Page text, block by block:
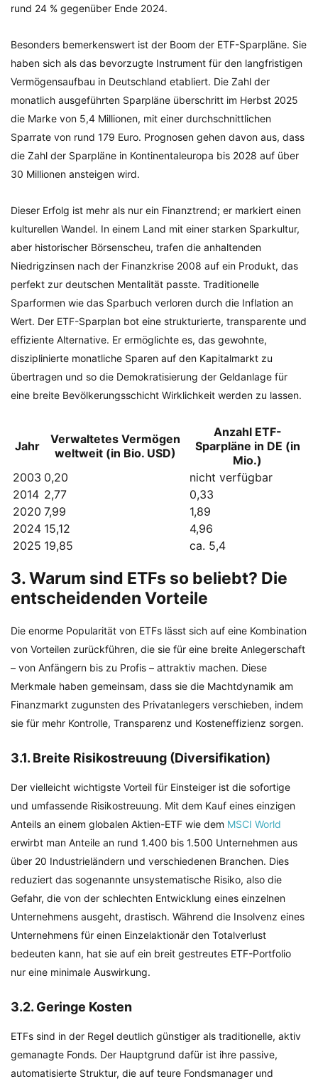
rund 24 % gegenüber Ende 2024.
Besonders bemerkenswert ist der Boom der ETF-Sparpläne. Sie
haben sich als das bevorzugte Instrument für den langfristigen
Vermögensaufbau in Deutschland etabliert. Die Zahl der
monatlich ausgeführten Sparpläne überschritt im Herbst 2025
die Marke von 5,4 Millionen, mit einer durchschnittlichen
Sparrate von rund 179 Euro. Prognosen gehen davon aus, dass
die Zahl der Sparpläne in Kontinentaleuropa bis 2028 auf über
30 Millionen ansteigen wird.
Dieser Erfolg ist mehr als nur ein Finanztrend; er markiert einen
kulturellen Wandel. In einem Land mit einer starken Sparkultur,
aber historischer Börsenscheu, trafen die anhaltenden
Niedrigzinsen nach der Finanzkrise 2008 auf ein Produkt, das
perfekt zur deutschen Mentalität passte. Traditionelle
Sparformen wie das Sparbuch verloren durch die Inflation an
Wert. Der ETF-Sparplan bot eine strukturierte, transparente und
effiziente Alternative. Er ermöglichte es, das gewohnte,
disziplinierte monatliche Sparen auf den Kapitalmarkt zu
übertragen und so die Demokratisierung der Geldanlage für
eine breite Bevölkerungsschicht Wirklichkeit werden zu lassen.
Jahr
Verwaltetes Vermögen
weltweit (in Bio. USD)
Anzahl ETF-
Sparpläne in DE (in
Mio.)
2003 0,20
nicht verfügbar
2014 2,77
0,33
2020 7,99
1,89
2024 15,12
4,96
2025 19,85 ca. 5,4
3. Warum sind ETFs so beliebt? Die
entscheidenden Vorteile
Die enorme Popularität von ETFs lässt sich auf eine Kombination
von Vorteilen zurückführen, die sie für eine breite Anlegerschaft
– von Anfängern bis zu Profis – attraktiv machen. Diese
Merkmale haben gemeinsam, dass sie die Machtdynamik am
Finanzmarkt zugunsten des Privatanlegers verschieben, indem
sie für mehr Kontrolle, Transparenz und Kosteneffizienz sorgen.
3.1. Breite Risikostreuung (Diversifikation)
Der vielleicht wichtigste Vorteil für Einsteiger ist die sofortige
und umfassende Risikostreuung. Mit dem Kauf eines einzigen
Anteils an einem globalen Aktien-ETF wie dem MSCI World
erwirbt man Anteile an rund 1.400 bis 1.500 Unternehmen aus
über 20 Industrieländern und verschiedenen Branchen. Dies
reduziert das sogenannte unsystematische Risiko, also die
Gefahr, die von der schlechten Entwicklung eines einzelnen
Unternehmens ausgeht, drastisch. Während die Insolvenz eines
Unternehmens für einen Einzelaktionär den Totalverlust
bedeuten kann, hat sie auf ein breit gestreutes ETF-Portfolio
nur eine minimale Auswirkung.
3.2. Geringe Kosten
ETFs sind in der Regel deutlich günstiger als traditionelle, aktiv
gemanagte Fonds. Der Hauptgrund dafür ist ihre passive,
automatisierte Struktur, die auf teure Fondsmanager und